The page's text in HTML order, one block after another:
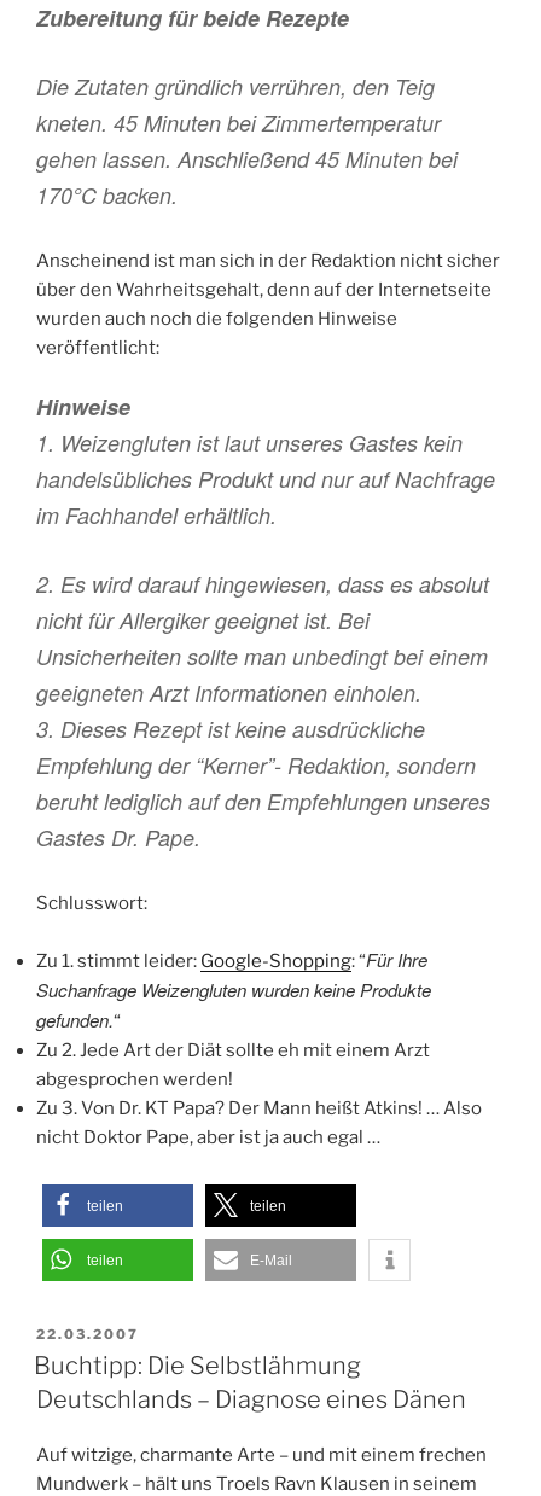
Zubereitung für beide Rezepte
Die Zutaten gründlich verrühren, den Teig
kneten. 45 Minuten bei Zimmertemperatur
gehen lassen. Anschließend 45 Minuten bei
170°C backen.
Anscheinend ist man sich in der Redaktion nicht sicher
über den Wahrheitsgehalt, denn auf der Internetseite
wurden auch noch die folgenden Hinweise
veröffentlicht:
Hinweise
1. Weizengluten ist laut unseres Gastes kein
handelsübliches Produkt und nur auf Nachfrage
im Fachhandel erhältlich.
2. Es wird darauf hingewiesen, dass es absolut
nicht für Allergiker geeignet ist. Bei
Unsicherheiten sollte man unbedingt bei einem
geeigneten Arzt Informationen einholen.
3. Dieses Rezept ist keine ausdrückliche
Empfehlung der “Kerner”- Redaktion, sondern
beruht lediglich auf den Empfehlungen unseres
Gastes Dr. Pape.
Schlusswort:
Zu 1. stimmt leider: Google-Shopping: “Für Ihre
Suchanfrage Weizengluten wurden keine Produkte
gefunden.“
Zu 2. Jede Art der Diät sollte eh mit einem Arzt
abgesprochen werden!
Zu 3. Von Dr. KT Papa? Der Mann heißt Atkins! … Also
nicht Doktor Pape, aber ist ja auch egal …
teilen teilen
teilen E-Mail
VERÖFFENTLICHT
AM
22.03.2007
Buchtipp: Die Selbstlähmung
Deutschlands – Diagnose eines Dänen
Auf witzige, charmante Arte – und mit einem frechen
Mundwerk – hält uns Troels Ravn Klausen in seinem